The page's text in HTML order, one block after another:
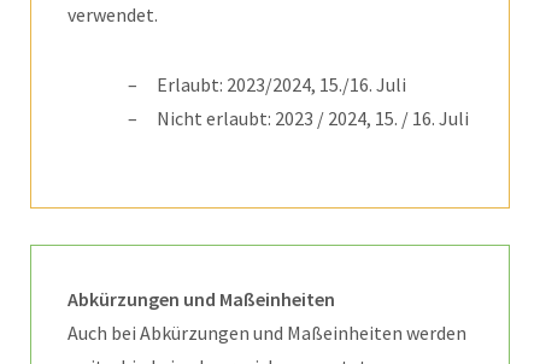
verwendet.
Erlaubt: 2023/2024, 15./16. Juli
Nicht erlaubt: 2023 / 2024, 15. / 16. Juli
Abkürzungen und Maßeinheiten
Auch bei Abkürzungen und Maßeinheiten werden